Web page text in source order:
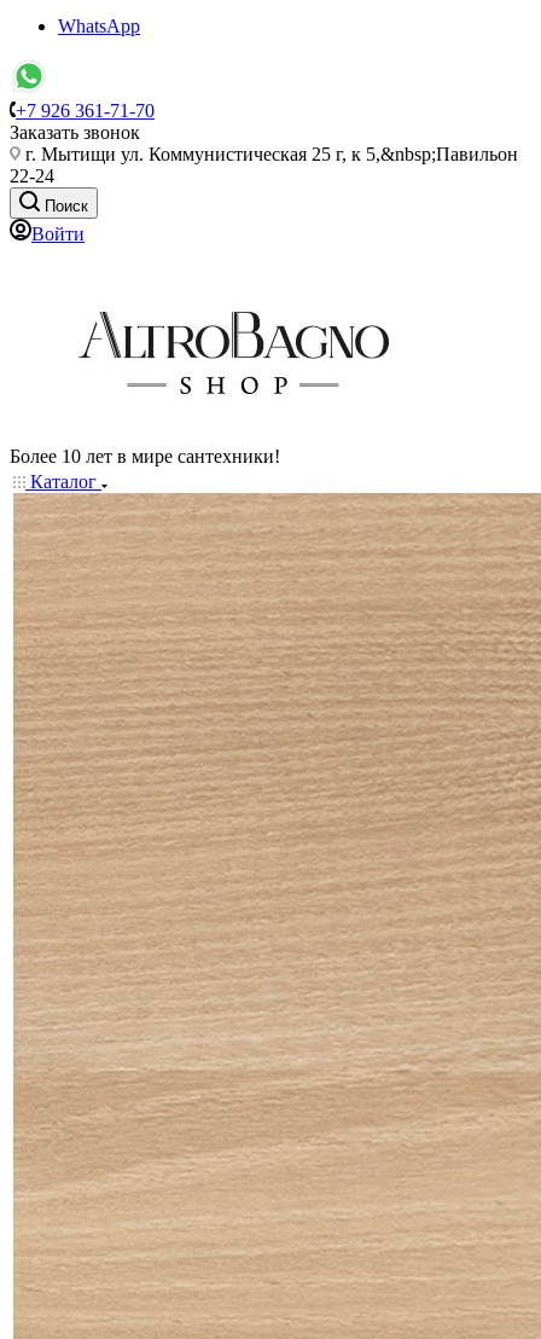
WhatsApp
+7 926 361-71-70
Заказать звонок
г. Мытищи ул. Коммунистическая 25 г, к 5,&nbsp;Павильон
22-24
Поиск
Войти
Более 10 лет в мире сантехники!
Каталог